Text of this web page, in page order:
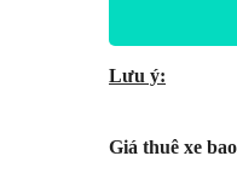
Lưu ý:
Giá thuê xe